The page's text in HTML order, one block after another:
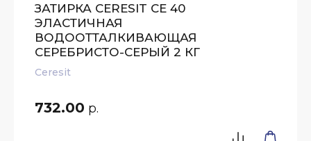
ЗАТИРКА CERESIT CE 40
ЭЛАСТИЧНАЯ
ВОДООТТАЛКИВАЮЩАЯ
СЕРЕБРИСТО-СЕРЫЙ 2 КГ
Ceresit
732.00 р.